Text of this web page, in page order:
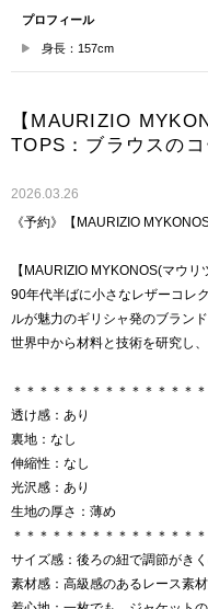
プロフィール
身長：157cm
【MAURIZIO
TOPS：ブラウスの
2026.03.26
《予約》【MAURIZIO
【MAURIZIO MYKONOS(マウリ
90年代半ばに小さなレザーコレ
ルが魅力のギリシャ発のブランド
世界中から材料と技術を研究し
＊＊＊＊＊＊＊＊＊＊＊＊＊＊
透け感：あり
裏地：なし
伸縮性：なし
光沢感：あり
生地の厚さ：薄め
＊＊＊＊＊＊＊＊＊＊＊＊＊＊
サイズ感：後ろの紐で調節がき
素材感：高級感のあるレース素材